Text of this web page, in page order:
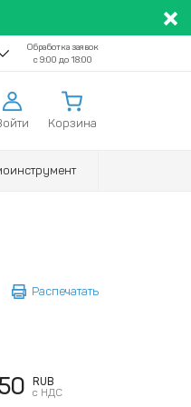
Обработка заявок
с 9:00 до 18:00
Корзина
Распечатать
RUB
с НДС